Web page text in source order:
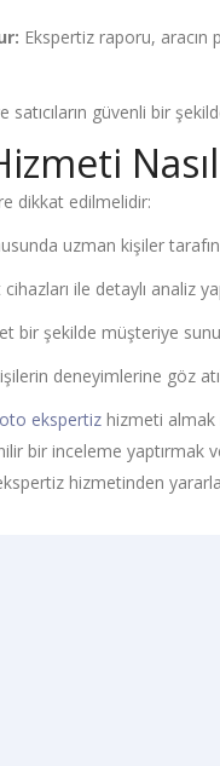
Ekspertiz raporu, aracın
satıcıların güvenli bir
dikkat edilmelidir:
uzman kişiler
ile detaylı analiz
bir şekilde müşteriye
deneyimlerine göz
oto ekspertiz hizmeti almak
bir inceleme yaptırmak
hizmetinden